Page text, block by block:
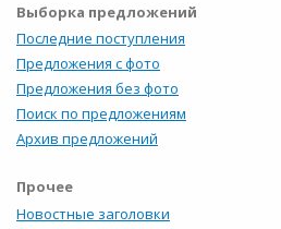
Выборка предложений
Последние поступления
Предложения с фото
Предложения без фото
Поиск по предложениям
Архив предложений
Прочее
Новостные заголовки